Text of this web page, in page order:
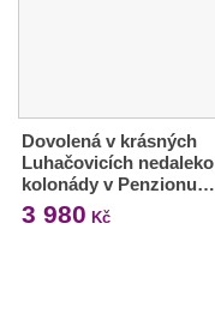
Dovolená v krásných
Luhačovicích nedaleko
kolonády v Penzionu…
3 980 Kč